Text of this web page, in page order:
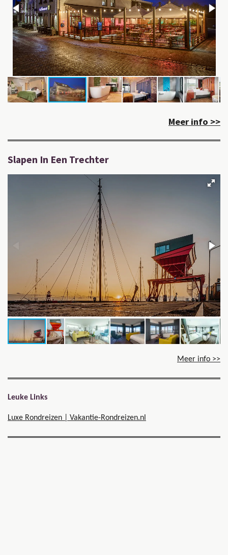
Meer info >>
Slapen In Een Trechter
Meer info >>
Leuke Links
Luxe Rondreizen | Vakantie-Rondreizen.nl